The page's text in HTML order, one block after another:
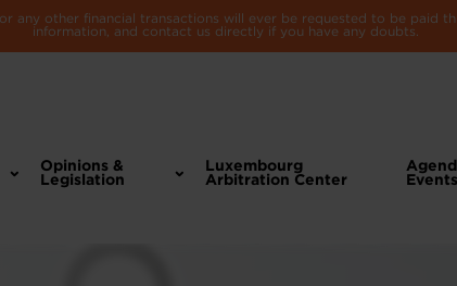
any other financial transactions will ever be requested to be paid
information, and contact us directly if you have any doubts.
Opinions &
Legislation
Luxembourg
Arbitration Center
Events